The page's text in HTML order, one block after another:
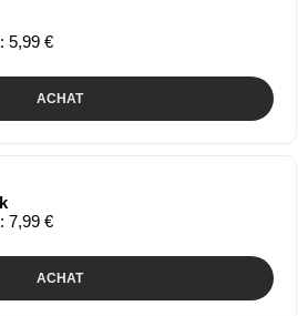
5,99 €
ACHAT
7,99 €
ACHAT